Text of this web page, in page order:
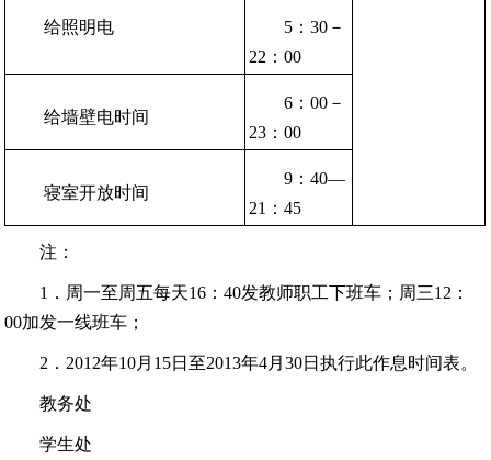
给照明电
5：30－
22：00
给墙壁电时间
6：00－
23：00
寝室开放时间
9：40—
21：45
注：
1．周一至周五每天16：40发教师职工下班车；周三12：
00加发一线班车；
2．2012年10月15日至2013年4月30日执行此作息时间表。
教务处
学生处